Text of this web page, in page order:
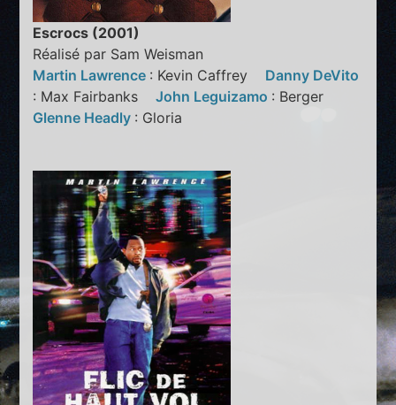
Escrocs (2001)
Réalisé par Sam Weisman
Martin Lawrence : Kevin Caffrey Danny DeVito
: Max FairbanksJohn Leguizamo : Berger
Glenne Headly : Gloria